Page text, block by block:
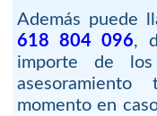
Además puede
618 804 096,
importe de
momento en